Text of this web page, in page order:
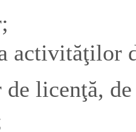
activităţilor
de licenţă,